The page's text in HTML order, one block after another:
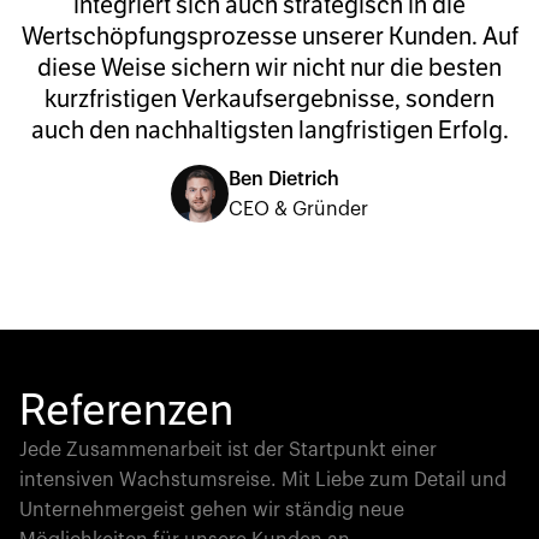
Wertschöpfungsprozesse unserer Kunden. Auf
diese Weise sichern wir nicht nur die besten
kurzfristigen Verkaufsergebnisse, sondern
auch den nachhaltigsten langfristigen Erfolg.
Ben Dietrich
CEO & Gründer
Referenzen
Jede Zusammenarbeit ist der Startpunkt einer
intensiven Wachstumsreise. Mit Liebe zum Detail und
Unternehmergeist gehen wir ständig neue